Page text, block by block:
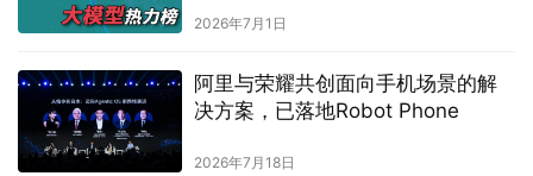
2026年7月1日
阿里与荣耀共创面向手机场景的解
决方案，已落地Robot Phone
2026年7月18日